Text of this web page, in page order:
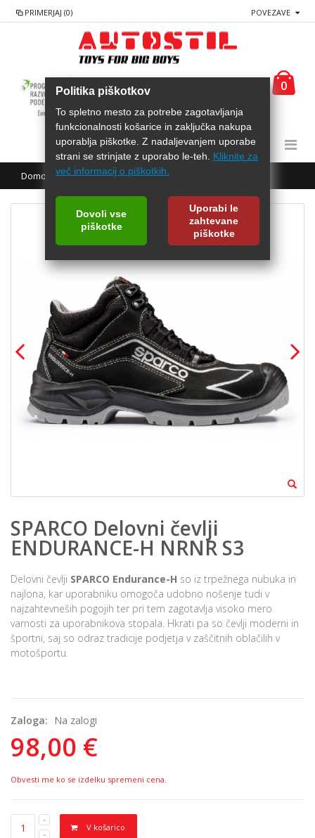
Politika piškotkov
To spletno mesto za potrebe zagotavljanja
funkcionalnosti košarice in zaključka nakupa
uporablja piškotke. Z nadaljevanjem uporabe
strani se strinjate z uporabo le-teh. Kliknite za
več informacij o piškotkih.
Dovoli vse
piškotke
Uporabi le
zahtevane
piškotke
PRIMERJAJ (0) POVEZAVE
0
Domov SPARCO Delovni čevlji ENDURANCE-H NRNR S3
SPARCO Delovni čevlji
ENDURANCE-H NRNR S3
Delovni čevlji SPARCO Endurance-H so iz trpežnega nubuka in
najlona, kar uporabniku omogoča udobno nošenje tudi v
najzahtevneših pogojih ter pri tem zagotavlja visoko mero
varnosti za uporabnikova stopala. Hkrati pa so čevlji moderni in
športni, saj so odraz tradicije podjetja v zaščitnih oblačilih v
motošportu.
Zaloga: Na zalogi
98,00 €
Obvesti me ko se izdelku spremeni cena.
V košarico